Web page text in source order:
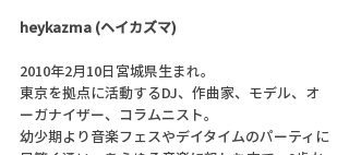
heykazma (ヘイカズマ)
2010年2月10日宮城県生まれ。
東京を拠点に活動するDJ、作曲家、モデル、オ
ーガナイザー、コラムニスト。
幼少期より音楽フェスやデイタイムのパーティに